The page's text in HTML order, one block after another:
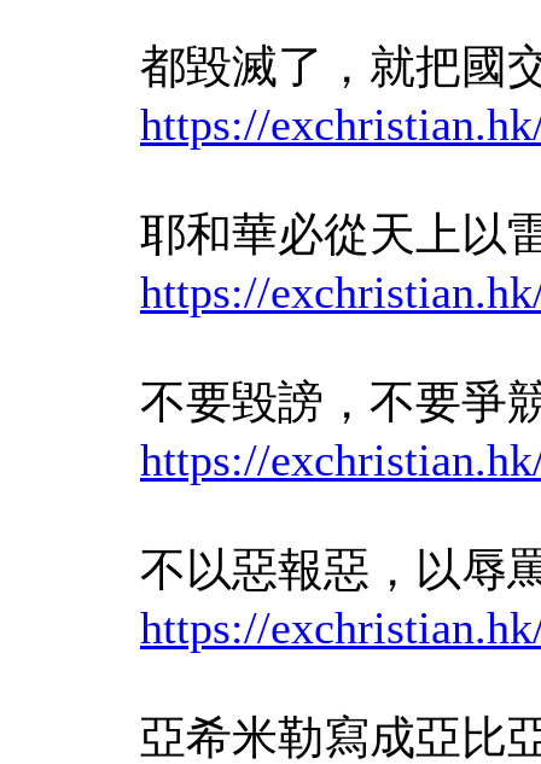
都毀滅了，就把國
https://
耶和華必從天上以
https://
不要毀謗，不要爭
https://
不以惡報惡，以辱
https://
亞希米勒寫成亞比